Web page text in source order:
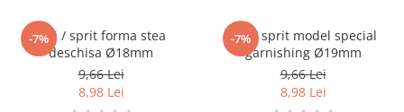
-7%
Dui / sprit forma stea
deschisa Ø18mm
9,66 Lei
8,98 Lei
-7%
Dui / sprit model special
garnishing Ø19mm
9,66 Lei
8,98 Lei